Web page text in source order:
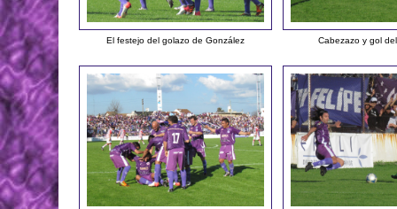
El festejo del golazo de González Cabezazo y gol